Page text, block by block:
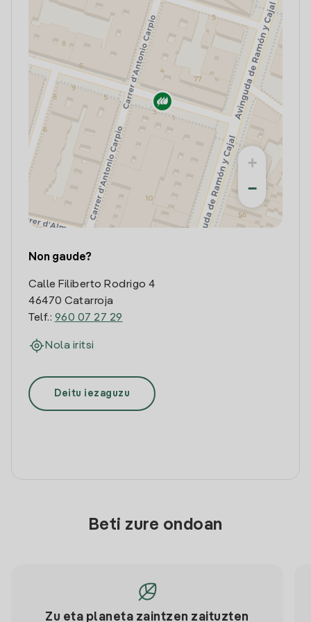
+
−
Non gaude?
Calle Filiberto Rodrigo 4
46470 Catarroja
Telf.: 960 07 27 29
Nola iritsi
Deitu iezaguzu
Beti zure ondoan
Zu eta planeta zaintzen zaituzten